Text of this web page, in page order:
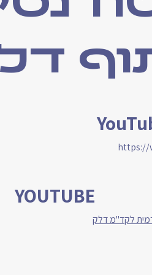
https://
YOUTUBE
לקד"מ דלק